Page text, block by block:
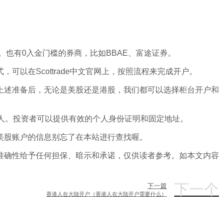
有0入金门槛的券商，比如BBAE、富途证券。
可以在Scottrade中文官网上，按照流程来完成开户。
准备后，无论是美股还是港股，我们都可以选择柜台开户和
投资者可以提供有效的个人身份证明和固定地址。
账户的信息别忘了在本站进行查找喔。
性给予任何担保、暗示和承诺，仅供读者参考。如本文内容
下一篇
香港人在大陆开户（香港人在大陆开户需要什么） 下一个